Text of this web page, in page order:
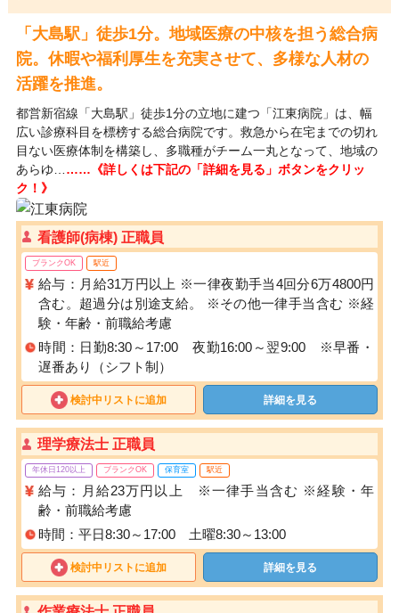
「大島駅」徒歩1分。地域医療の中核を担う総合病
院。休暇や福利厚生を充実させて、多様な人材の
活躍を推進。
都営新宿線「大島駅」徒歩1分の立地に建つ「江東病院」は、幅
広い診療科目を標榜する総合病院です。救急から在宅までの切れ
目ない医療体制を構築し、多職種がチーム一丸となって、地域の
あらゆ… ……《詳しくは下記の「詳細を見る」ボタンをクリッ
ク！》
看護師(病棟) 正職員
ブランクOK 駅近
給与：月給31万円以上 ※一律夜勤手当4回分6万4800円
含む。超過分は別途支給。 ※その他一律手当含む ※経
験・年齢・前職給考慮
時間：日勤8:30～17:00 夜勤16:00～翌9:00 ※早番・
遅番あり（シフト制）
検討中リストに追加 詳細を見る
理学療法士 正職員
年休日120以上 ブランクOK 保育室 駅近
給与：月給23万円以上 ※一律手当含む ※経験・年
齢・前職給考慮
時間：平日8:30～17:00 土曜8:30～13:00
検討中リストに追加 詳細を見る